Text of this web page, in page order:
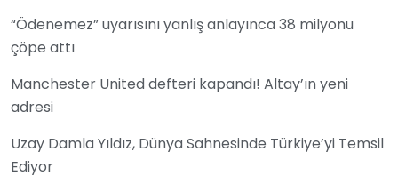
“Ödenemez” uyarısını yanlış anlayınca 38 milyonu
çöpe attı
Manchester United defteri kapandı! Altay’ın yeni
adresi
Uzay Damla Yıldız, Dünya Sahnesinde Türkiye’yi Temsil
Ediyor